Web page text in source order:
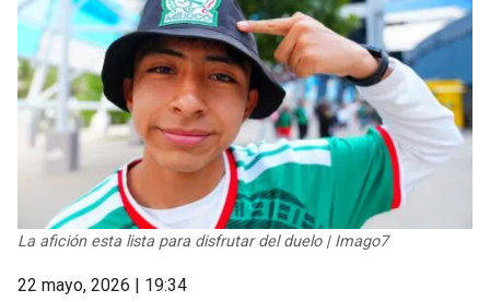
La afición esta lista para disfrutar del duelo | Imago7
22 mayo, 2026 | 19:34